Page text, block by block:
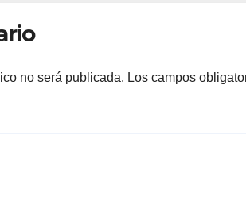
no será publicada. Los campos